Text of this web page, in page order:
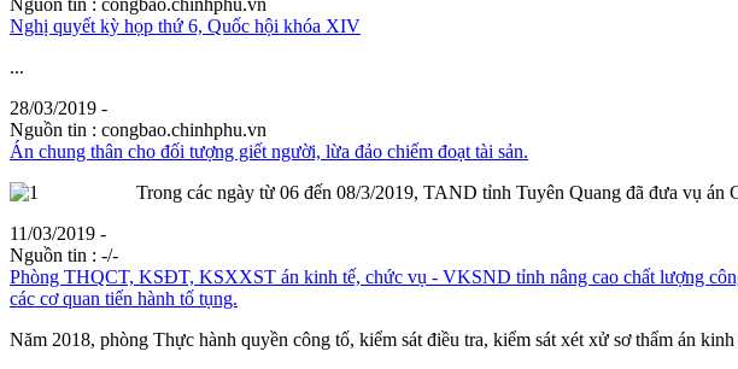
Nguồn tin : congbao.chinhphu.vn
Nghị quyết kỳ họp thứ 6, Quốc hội khóa XIV
...
28/03/2019 -
Nguồn tin : congbao.chinhphu.vn
Án chung thân cho đối tượng giết người, lừa đảo chiếm đoạt tài sản.
Trong các ngày từ 06 đến 08/3/2019, TAND tỉnh Tuyên Quang đã đưa vụ
11/03/2019 -
Nguồn tin : -/-
Phòng THQCT, KSĐT, KSXXST án kinh tế, chức vụ - VKSND tỉnh nâng cao chất lượng
các cơ quan tiến hành tố tụng.
Năm 2018, phòng Thực hành quyền công tố, kiểm sát điều tra, kiểm sát xét xử sơ thẩm án